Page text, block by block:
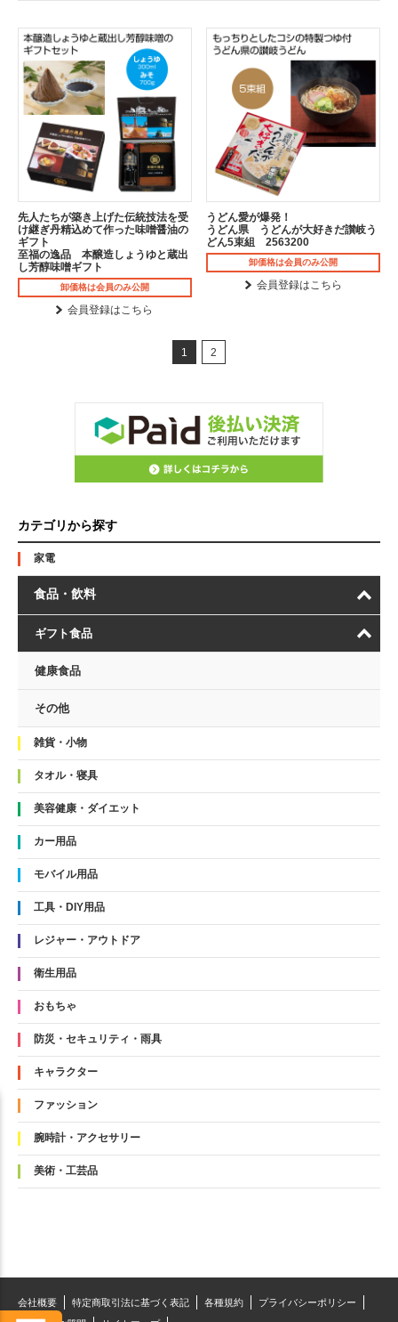
先人たちが築き上げた伝統技法を受
け継ぎ丹精込めて作った味噌醤油の
ギフト
至福の逸品 本醸造しょうゆと蔵出
し芳醇味噌ギフト
卸価格は会員のみ公開
会員登録はこちら
うどん愛が爆発！
うどん県 うどんが大好きだ讃岐う
どん5束組 2563200
卸価格は会員のみ公開
会員登録はこちら
1 2
カテゴリから探す
家電
食品・飲料
ギフト食品
健康食品
その他
雑貨・小物
タオル・寝具
美容健康・ダイエット
カー用品
モバイル用品
工具・DIY用品
レジャー・アウトドア
衛生用品
おもちゃ
防災・セキュリティ・雨具
キャラクター
ファッション
腕時計・アクセサリー
美術・工芸品
会社概要 特定商取引法に基づく表記 各種規約
プライバシーポリシー